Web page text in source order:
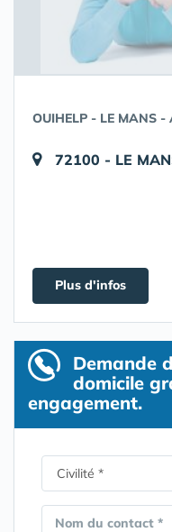
OUIHELP - LE MANS -
72100 - LE
Plus d'infos
Demande
domicile
engagement.
Nom du contact *